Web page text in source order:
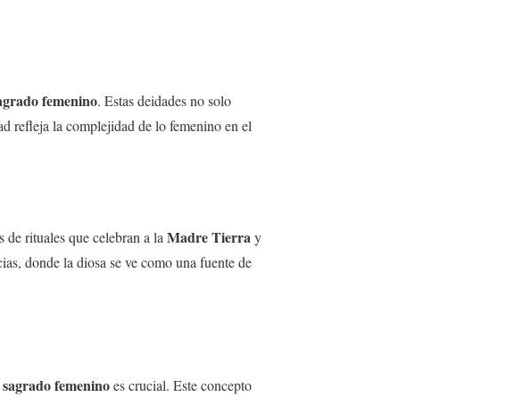
femenino. Estas deidades no solo
refleja la complejidad de lo femenino en el
de rituales que celebran a la Madre Tierray
donde la diosa se ve como una fuente de
sagrado femeninoes crucial. Este concepto